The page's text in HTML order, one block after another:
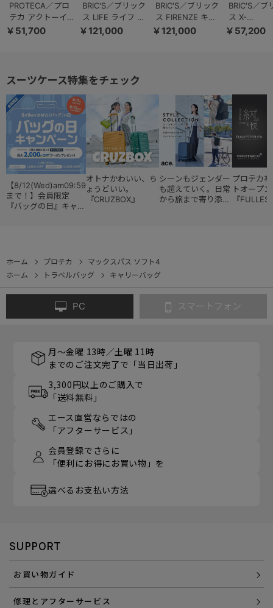
PROTECA／プロ
テカ アクトーイ2
キャリーケース 日
￥51,700
BRIC'S／ブリック
ス LIFE ライフ キ
ャリーケース 45L
￥121,000
BRIC'S／ブリック
ス FIRENZE キャ
リーケース 45L
￥121,000
BRIC'S／ブ
ス X-
￥57,200
スーツケース特集をチェック
【8/12(Wed)am09:59
まで！】会員限定
『バッグの日』キャン
オトナかわいい、ち
ょうどいい。
『CRUZBOX』
シーンもジェンダー
も超えていく。日常
から旅まで寄り添う
プロテカ
トオープ
『
ホーム プロテカ
マックスパス ソフト4
ホーム
トラベルバッグ キャリーバッグ
PC スマートフォン
月～金曜 13時／土曜 11時
までのご注文完了で「当日出荷」
3,300円以上のご購入で
「送料無料」
エース直営ならではの
「アフターサービス」
会員登録でさらに
「便利にお得にお買い物」を
選べるお支払い方法
SUPPORT
お買い物ガイド
修理とアフターサービス